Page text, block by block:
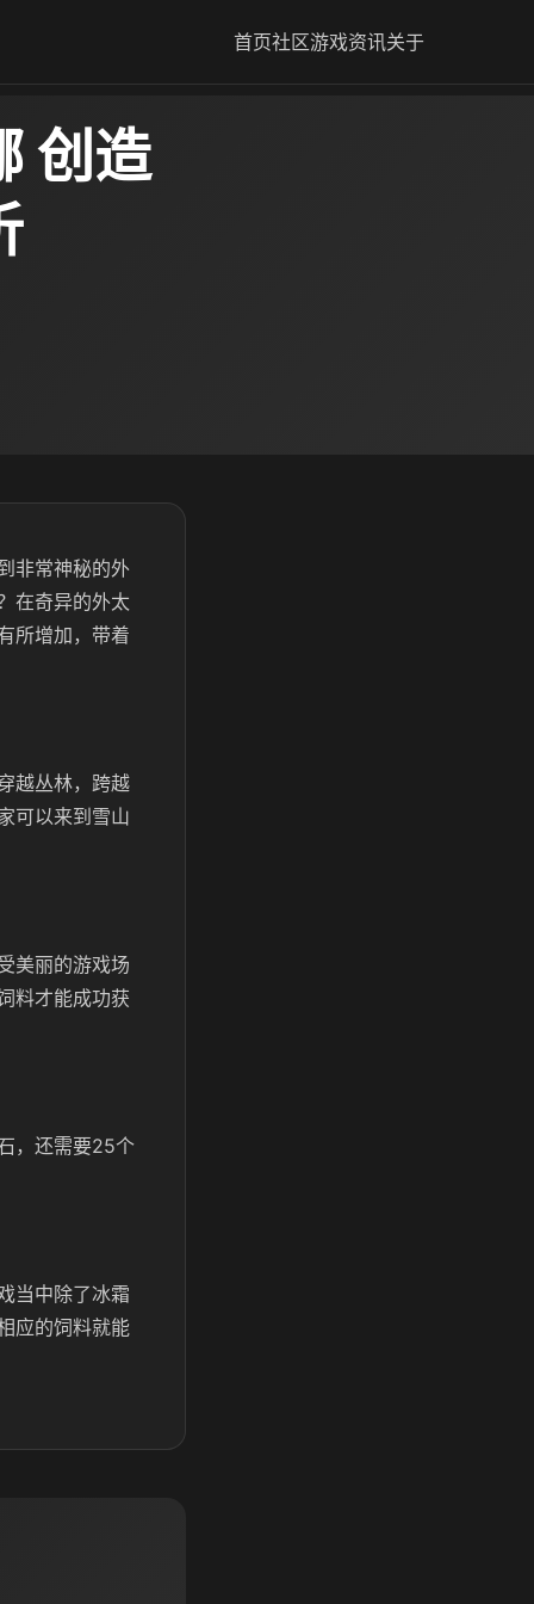
首页社区游戏资讯关于
创造
非常神秘的外
在奇异的外太
所增加，带着
越丛林，跨越
可以来到雪山
美丽的游戏场
料才能成功获
，还需要25个
当中除了冰霜
应的饲料就能